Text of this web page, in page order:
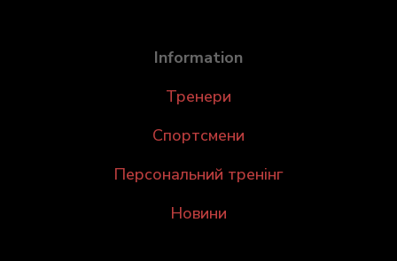
Information
Тренери
Спортсмени
Персональний тренінг
Новини